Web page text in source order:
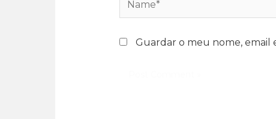
Guardar o meu nome, email